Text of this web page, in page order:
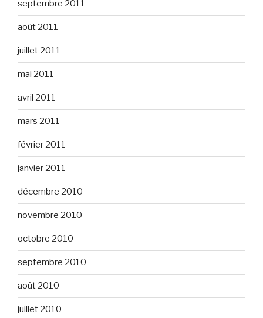
septembre 2011
août 2011
juillet 2011
mai 2011
avril 2011
mars 2011
février 2011
janvier 2011
décembre 2010
novembre 2010
octobre 2010
septembre 2010
août 2010
juillet 2010